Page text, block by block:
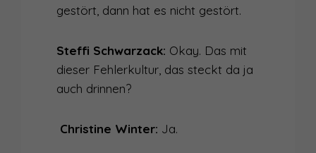
gestört, dann hat es nicht gestört.
Steffi Schwarzack: Okay. Das mit
dieser Fehlerkultur, das steckt da ja
auch drinnen?
Christine Winter: Ja.